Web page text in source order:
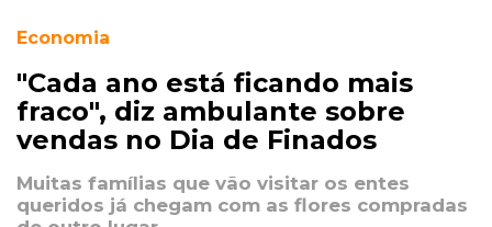
Economia
"Cada ano está ficando mais
fraco", diz ambulante sobre
vendas no Dia de Finados
Muitas famílias que vão visitar os entes
queridos já chegam com as flores compradas